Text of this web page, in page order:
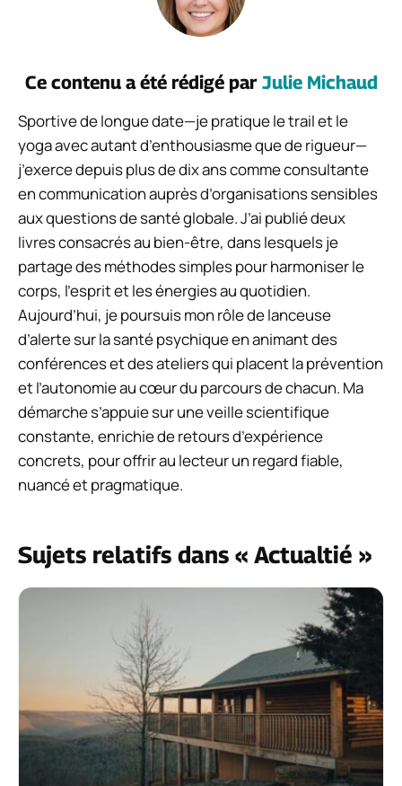
Ce contenu a été rédigé par Julie Michaud
Sportive de longue date—je pratique le trail et le
yoga avec autant d’enthousiasme que de rigueur—
j’exerce depuis plus de dix ans comme consultante
en communication auprès d’organisations sensibles
aux questions de santé globale. J’ai publié deux
livres consacrés au bien-être, dans lesquels je
partage des méthodes simples pour harmoniser le
corps, l’esprit et les énergies au quotidien.
Aujourd’hui, je poursuis mon rôle de lanceuse
d’alerte sur la santé psychique en animant des
conférences et des ateliers qui placent la prévention
et l’autonomie au cœur du parcours de chacun. Ma
démarche s’appuie sur une veille scientifique
constante, enrichie de retours d’expérience
concrets, pour offrir au lecteur un regard fiable,
nuancé et pragmatique.
Sujets relatifs dans « Actualtié »